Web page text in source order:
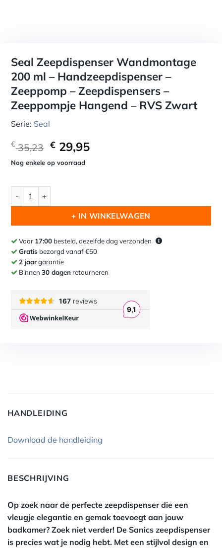
Seal Zeepdispenser Wandmontage
200 ml – Handzeepdispenser –
Zeeppomp – Zeepdispensers –
Zeeppompje Hangend – RVS Zwart
Serie: Seal
€35,23 Oorspronkelijke
prijs
was:
€ 29,95Huidige
Nog enkele op voorraad
Seal Zeepdispenser Wandmontage 200 ml -
+ IN WINKELWAGEN
Voor 17:00 besteld, dezelfde dag verzonden
Gratis bezorgd vanaf €50
2 jaargarantie
Binnen30 dagen retourneren
HANDLEIDING
Download de handleiding
BESCHRIJVING
Op zoek naar de perfecte zeepdispenser die een
vleugje elegantie en gemak toevoegt aan jouw
badkamer? Zoek niet verder! De Sanics zeepdispenser
is precies wat je nodig hebt. Met een stijlvol design en